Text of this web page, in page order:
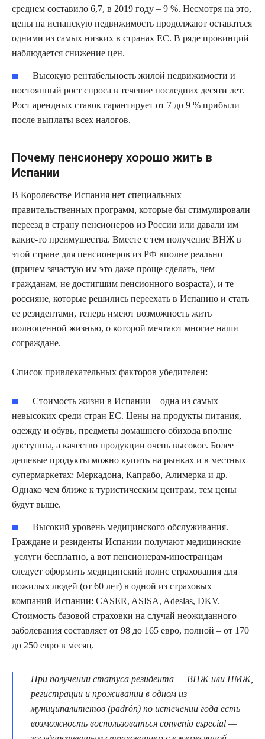
среднем составило 6,7, в 2019 году – 9 %. Несмотря на это,
цены на испанскую недвижимость продолжают оставаться
одними из самых низких в странах ЕС. В ряде провинций
наблюдается снижение цен.
Высокую рентабельность жилой недвижимости и
постоянный рост спроса в течение последних десяти лет.
Рост арендных ставок гарантирует от 7 до 9 % прибыли
после выплаты всех налогов.
Почему пенсионеру хорошо жить в
Испании
В Королевстве Испания нет специальных
правительственных программ, которые бы стимулировали
переезд в страну пенсионеров из России или давали им
какие-то преимущества. Вместе с тем получение ВНЖ в
этой стране для пенсионеров из РФ вполне реально
(причем зачастую им это даже проще сделать, чем
гражданам, не достигшим пенсионного возраста), и те
россияне, которые решились переехать в Испанию и стать
ее резидентами, теперь имеют возможность жить
полноценной жизнью, о которой мечтают многие наши
сограждане.
Список привлекательных факторов убедителен:
Стоимость жизни в Испании – одна из самых
невысоких среди стран ЕС. Цены на продукты питания,
одежду и обувь, предметы домашнего обихода вполне
доступны, а качество продукции очень высокое. Более
дешевые продукты можно купить на рынках и в местных
супермаркетах: Меркадона, Капрабо, Алимерка и др.
Однако чем ближе к туристическим центрам, тем цены
будут выше.
Высокий уровень медицинского обслуживания.
Граждане и резиденты Испании получают медицинские
услуги бесплатно, а вот пенсионерам-иностранцам
следует оформить медицинский полис страхования для
пожилых людей (от 60 лет) в одной из страховых
компаний Испании: CASER, ASISA, Adeslas, DKV.
Стоимость базовой страховки на случай неожиданного
заболевания составляет от 98 до 165 евро, полной – от 170
до 250 евро в месяц.
При получении статуса резидента — ВНЖ или ПМЖ,
регистрации и проживании в одном из
муниципалитетов (padrón) по истечении года есть
возможность воспользоваться convenio especial —